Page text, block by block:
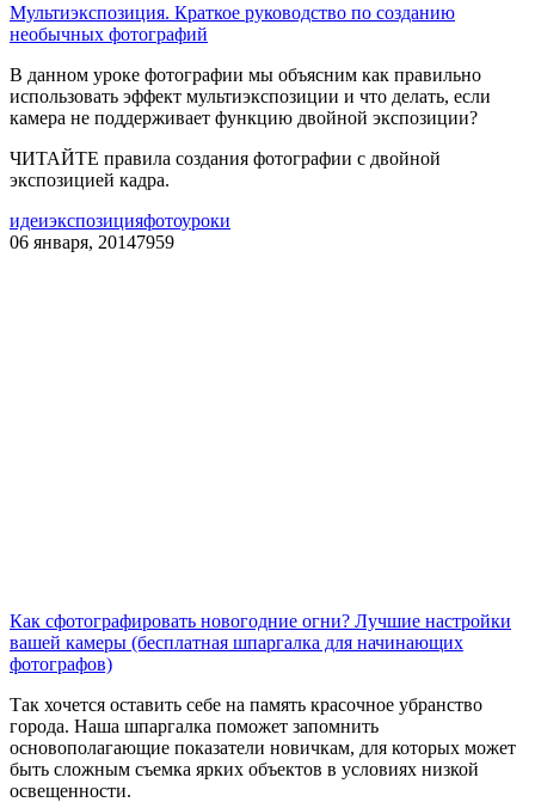
Мультиэкспозиция. Краткое руководство по созданию
необычных фотографий
В данном уроке фотографии мы объясним как правильно
использовать эффект мультиэкспозиции и что делать, если
камера не поддерживает функцию двойной экспозиции?
ЧИТАЙТЕ правила создания фотографии с двойной
экспозицией кадра.
идеиэкспозицияфотоуроки
06 января, 20147959
Как сфотографировать новогодние огни? Лучшие настройки
вашей камеры (бесплатная шпаргалка для начинающих
фотографов)
Так хочется оставить себе на память красочное убранство
города. Наша шпаргалка поможет запомнить
основополагающие показатели новичкам, для которых может
быть сложным съемка ярких объектов в условиях низкой
освещенности.